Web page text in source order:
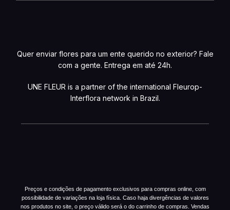
Quer enviar flores para um ente querido no exterior? Fale
com a gente. Entrega em até 24h.
UNE FLEUR is a partner of the international Fleurop-
Interflora network in Brazil.
Preços e condições de pagamento exclusivos para compras online, com
possibilidade de variações na loja física. Caso haja divergências de valores
nos produtos no site, o preço válido será o do carrinho de compras. Vendas